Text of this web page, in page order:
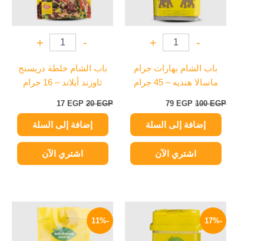
-
+
باب الشام بهارات جرام
ماسالا هنديه – 45 جرام
100EGP
79 EGP
إضافة إلى السلة
اشتري الآن
-
+
باب الشام خلطة دريسنج
ثاوزند أيلاند – 16 جرام
20EGP
17 EGP
إضافة إلى السلة
اشتري الآن
-17%
الأصلي
هو:
90 EGP.
الحالي
75 EGP.
-11%
السعر
الأصلي
هو:
35 EGP.
السعر
الحالي
هو:
31 EGP.